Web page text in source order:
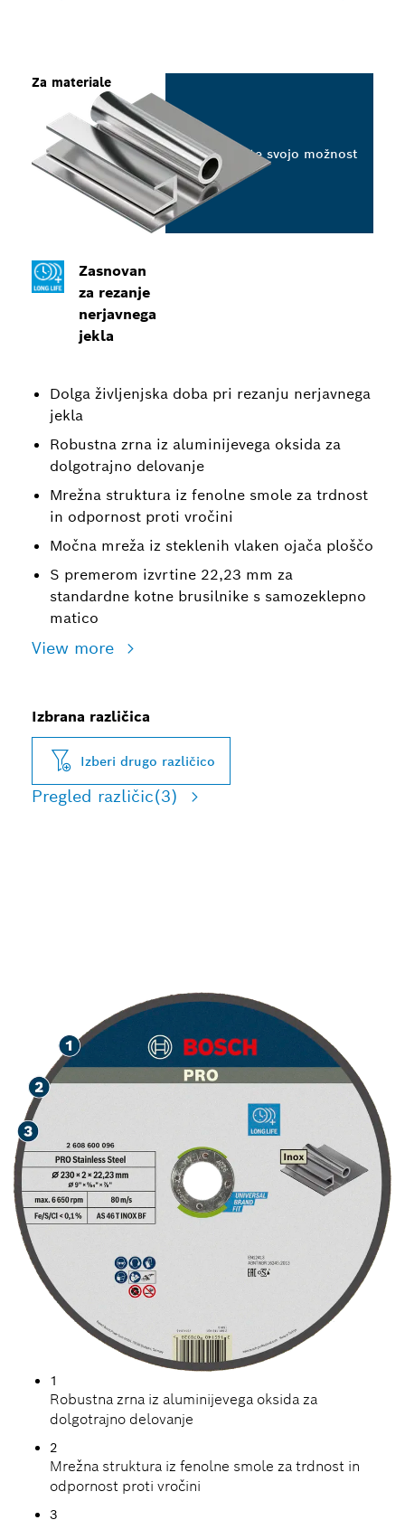
Zasnovan
za rezanje
nerjavnega
jekla
Dolga življenjska doba pri rezanju nerjavnega
jekla
Robustna zrna iz aluminijevega oksida za
dolgotrajno delovanje
Mrežna struktura iz fenolne smole za trdnost
in odpornost proti vročini
Močna mreža iz steklenih vlaken ojača ploščo
S premerom izvrtine 22,23 mm za
standardne kotne brusilnike s samozeklepno
matico
View more
Za materiale
Izberite svojo možnost
Izbrana različica
Izberi drugo različico
Pregled različic(3)
1
Robustna zrna iz aluminijevega oksida za
dolgotrajno delovanje
2
Mrežna struktura iz fenolne smole za trdnost in
odpornost proti vročini
3